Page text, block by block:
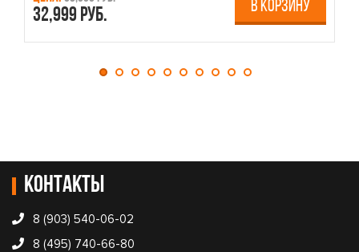
32,999 руб. В КОРЗИНУ
Контакты
8 (903) 540-06-02
8 (495) 740-66-80